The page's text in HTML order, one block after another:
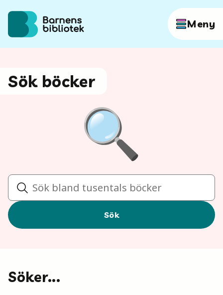
Hoppa till innehållet
Meny
Sök
Vuxen
Sök böcker
Sök
Sök
Söker...